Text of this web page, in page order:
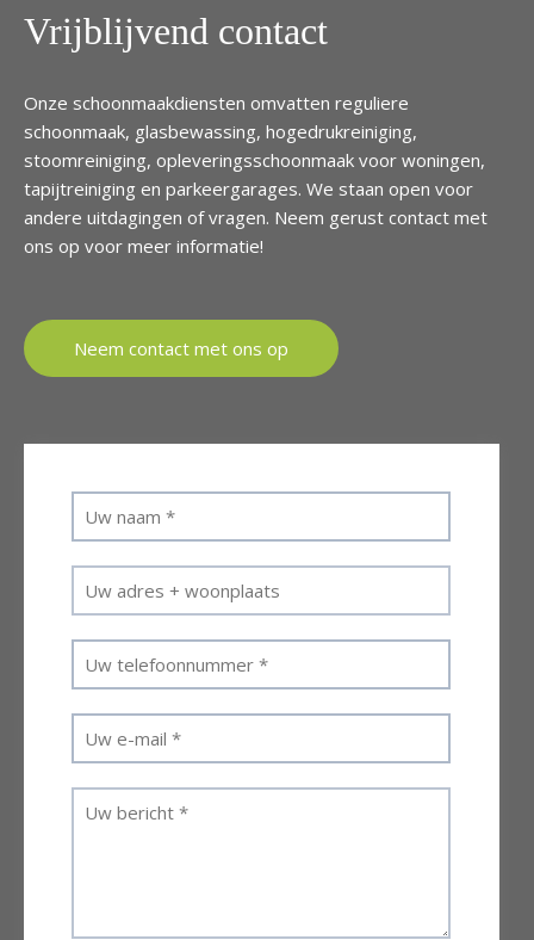
Vrijblijvend contact
Onze schoonmaakdiensten omvatten reguliere
schoonmaak, glasbewassing, hogedrukreiniging,
stoomreiniging, opleveringsschoonmaak voor woningen,
tapijtreiniging en parkeergarages. We staan open voor
andere uitdagingen of vragen. Neem gerust contact met
ons op voor meer informatie!
Neem contact met ons op